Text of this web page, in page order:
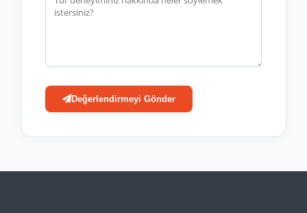
Değerlendirmeyi Gönder